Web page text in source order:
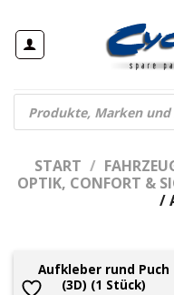
Inhalt
springen
Products
search
START /
OPTIK, CONFORT &
/
Aufkleber rund Puch
(3D) (1 Stück)